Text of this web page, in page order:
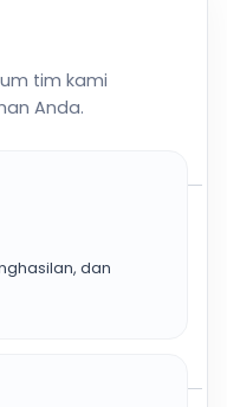
tim kami
Anda.
dan